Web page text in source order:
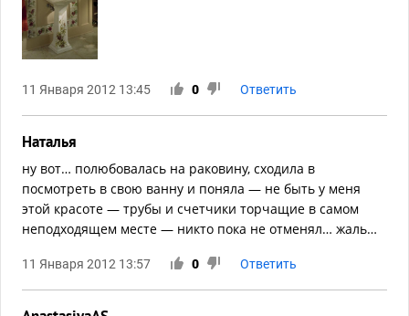
11 Января 2012 13:45 0 Ответить
Наталья
ну вот… полюбовалась на раковину, сходила в
посмотреть в свою ванну и поняла — не быть у меня
этой красоте — трубы и счетчики торчащие в самом
неподходящем месте — никто пока не отменял… жаль…
11 Января 2012 13:57 0 Ответить